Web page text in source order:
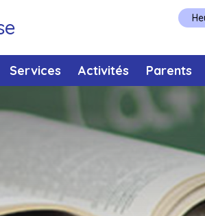
Services Activités Parents